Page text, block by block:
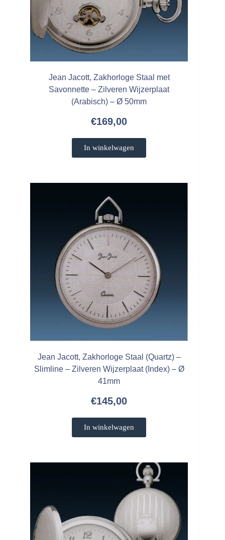
Jean Jacott, Zakhorloge Staal met
Savonnette – Zilveren Wijzerplaat
(Arabisch) – Ø 50mm
€169,00
In winkelwagen
Jean Jacott, Zakhorloge Staal (Quartz) –
Slimline – Zilveren Wijzerplaat (Index) – Ø
41mm
€145,00
In winkelwagen